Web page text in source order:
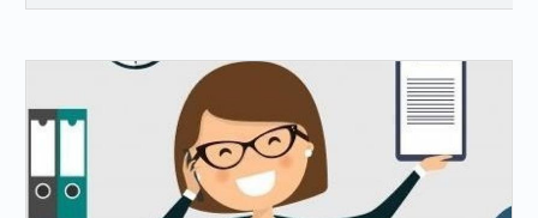
Link identifier #identifier__58936-16